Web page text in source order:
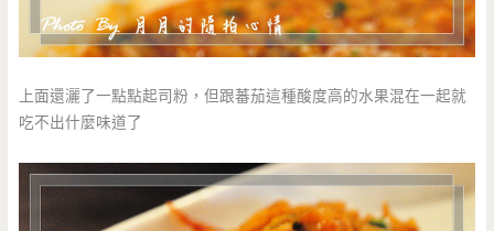
上面還灑了一點點起司粉，但跟蕃茄這種酸度高的水果混在一起就
吃不出什麼味道了